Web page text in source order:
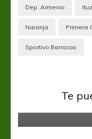
Dep. Armenio
Naranja Primera
Sportivo Barracas
Te